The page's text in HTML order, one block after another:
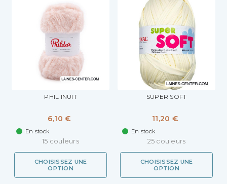
PHIL INUIT
6,10 €
En stock
15 couleurs
CHOISISSEZ UNE
OPTION
SUPER SOFT
11,20 €
En stock
25 couleurs
CHOISISSEZ UNE
OPTION